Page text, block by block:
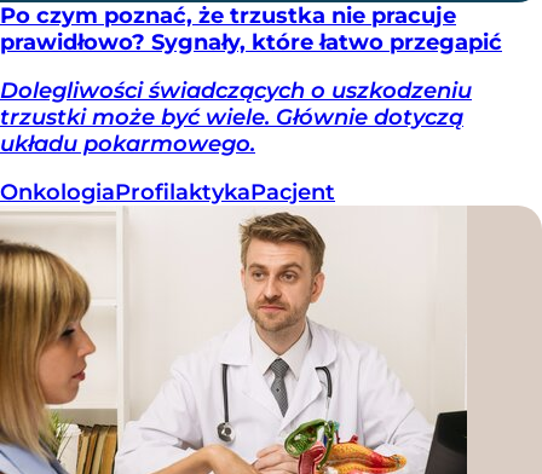
Po czym poznać, że trzustka nie pracuje
prawidłowo? Sygnały, które łatwo przegapić
Dolegliwości świadczących o uszkodzeniu
trzustki może być wiele. Głównie dotyczą
układu pokarmowego.
OnkologiaProfilaktykaPacjent